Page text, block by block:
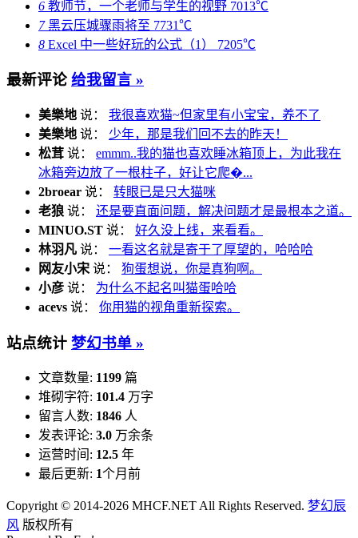
6 教师节，一个老师与学生的视野 7013℃
7黑云压城骤雨将至 7731℃
8 Excel 中一些好玩的公式（1） 7205℃
最新评论 给我留言 »
美樂地 说： 我很喜欢猫~但家里有小宝宝，养不了
美樂地 说： 少年，那是我们回不去的昨天！
松茸 说： emmm..我的猫也喜欢睡冰箱顶上，为此我在
冰箱旁边放了一根柱子，好让它爬�...
2broear 说： 转眼已是只大猫咪
老狼 说： 还是要直面问题，解决问题才是最根本之道。
MINUO.ST 说： 好久没上线，来看看。
林羽凡 说： 一看这名就是寄于了厚望的，哈哈哈
网友小宋 说： 狗蛋想说，你是真狗啊。
小彦 说： 为什么不起名叫猫蛋哈哈
acevs 说： 你用猫的视角重新探索。
站点统计 梦幻书单 »
文章数量: 1199 篇
堆砌字符: 101.4 万字
留言人数: 1846 人
发表评论: 3.0 万余条
运营时间: 12.5 年
最后更新: 1个月前
Copyright © 2014-2026 MHCF.NET All Rights Reserved. 梦幻辰
风 版权所有